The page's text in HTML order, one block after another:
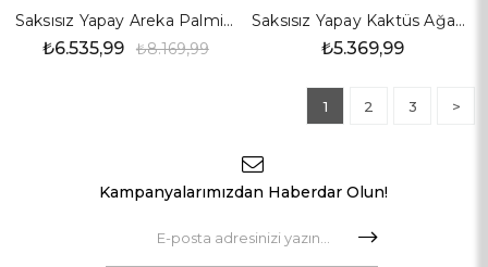
Saksısız Yapay Areka Palmiye Ağaç 200 cm
₺6.535,99 ₺8.169,99
Saksısız Yapay Kaktüs Ağaç 105 cm
₺5.369,99
1 2 3 >
Kampanyalarımızdan Haberdar Olun!